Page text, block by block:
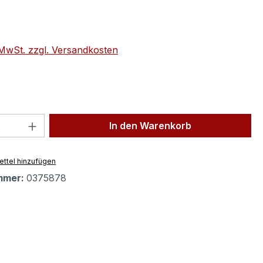
zzgl. Versandkosten
Anzahl: Gib den gewünschten Wert
In den Warenkorb
hinzufügen
0375878